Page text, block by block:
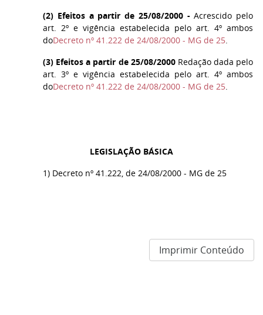
(2) Efeitos a partir de 25/08/2000 -Acrescido pelo
art. 2º e vigência estabelecida pelo art. 4º ambos
doDecreto nº 41.222 de 24/08/2000 - MG de 25.
(3) Efeitos a partir de 25/08/2000Redação dada pelo
art. 3º e vigência estabelecida pelo art. 4º ambos
doDecreto nº 41.222 de 24/08/2000 - MG de 25.
LEGISLAÇÃO BÁSICA
1) Decreto nº 41.222, de 24/08/2000 - MG de 25
Imprimir Conteúdo